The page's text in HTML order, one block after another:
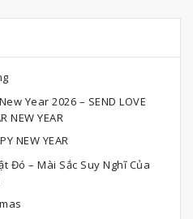
Year 2026 – SEND LOVE
NEW YEAR
NEW YEAR
Đó – Mài Sắc Suy Nghĩ Của